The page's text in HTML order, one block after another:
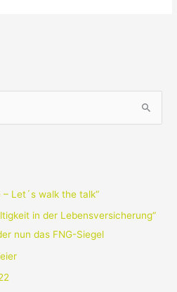
Let´s walk the talk“
in der Lebensversicherung“
nun das FNG-Siegel